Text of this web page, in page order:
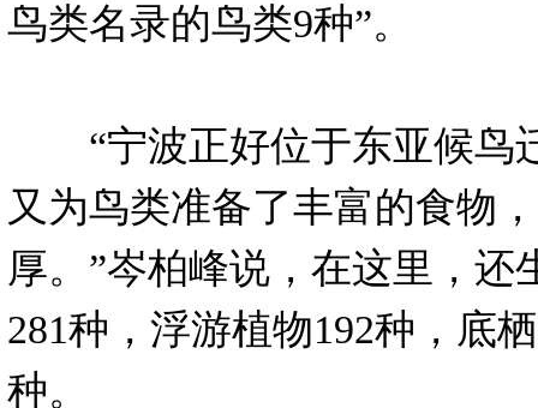
鸟类名录的鸟类9种”。
“宁波正好位于东亚候鸟
又为鸟类准备了丰富的食物
厚。”岑柏峰说，在这里，还
281种，浮游植物192种，底
种。